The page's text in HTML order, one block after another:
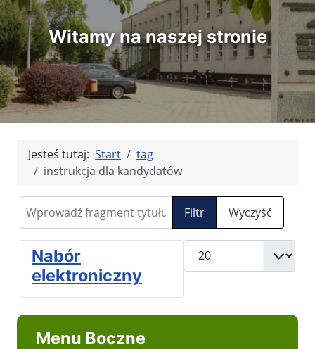
Witamy na naszej stronie
Jesteś tutaj: Start
tag
instrukcja dla kandydatów
Wprowadź fragment tytułu
Filtr Wyczyść
Pokaż #
Nabór
elektroniczny
Menu Boczne